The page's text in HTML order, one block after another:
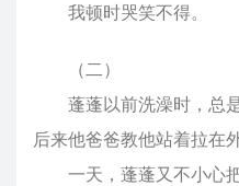
我顿时哭笑不得。
（二）
蓬蓬以前洗澡时，总是
后来他爸爸教他站着拉在外
一天，蓬蓬又不小心把